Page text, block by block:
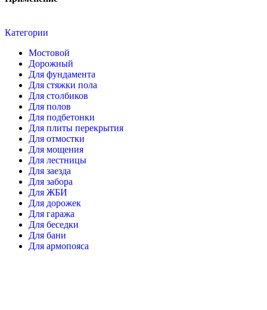
Категории
Мостовой
Дорожный
Для фундамента
Для стяжки пола
Для столбиков
Для полов
Для подбетонки
Для плиты перекрытия
Для отмостки
Для мощения
Для лестницы
Для заезда
Для забора
Для ЖБИ
Для дорожек
Для гаража
Для беседки
Для бани
Для армопояса